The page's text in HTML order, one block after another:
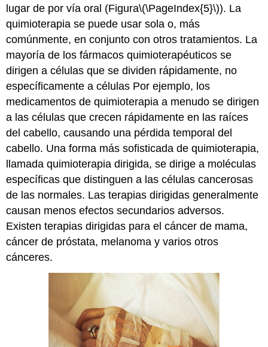
lugar de por vía oral (Figura\(\PageIndex{5}\)). La
quimioterapia se puede usar sola o, más
comúnmente, en conjunto con otros tratamientos. La
mayoría de los fármacos quimioterapéuticos se
dirigen a células que se dividen rápidamente, no
específicamente a células Por ejemplo, los
medicamentos de quimioterapia a menudo se dirigen
a las células que crecen rápidamente en las raíces
del cabello, causando una pérdida temporal del
cabello. Una forma más sofisticada de quimioterapia,
llamada quimioterapia dirigida, se dirige a moléculas
específicas que distinguen a las células cancerosas
de las normales. Las terapias dirigidas generalmente
causan menos efectos secundarios adversos.
Existen terapias dirigidas para el cáncer de mama,
cáncer de próstata, melanoma y varios otros
cánceres.